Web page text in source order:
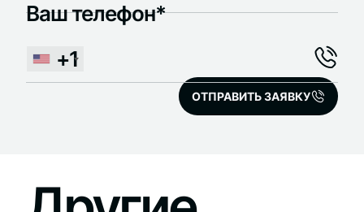
Ваш телефон*
+1
ОТПРАВИТЬ ЗАЯВКУ